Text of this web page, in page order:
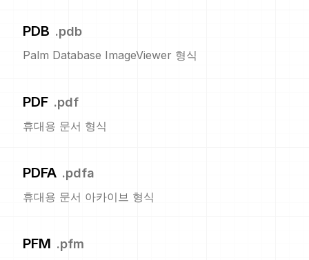
PDB .pdb
Palm Database ImageViewer 형식
PDF .pdf
휴대용 문서 형식
PDFA .pdfa
휴대용 문서 아카이브 형식
PFM .pfm